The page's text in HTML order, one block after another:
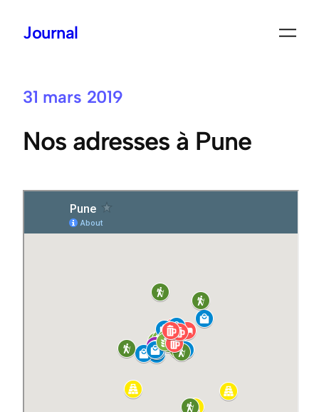
Journal
31 mars 2019
Nos adresses à Pune